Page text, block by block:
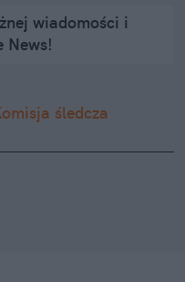
wiadomości i
News!
śledcza